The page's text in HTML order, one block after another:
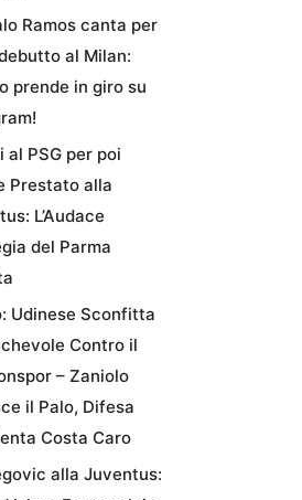
Ramos canta per
al Milan:
prende in giro su
al PSG per poi
Prestato alla
L’Audace
del Parma
Udinese Sconfitta
Contro il
– Zaniolo
il Palo, Difesa
Costa Caro
alla Juventus: